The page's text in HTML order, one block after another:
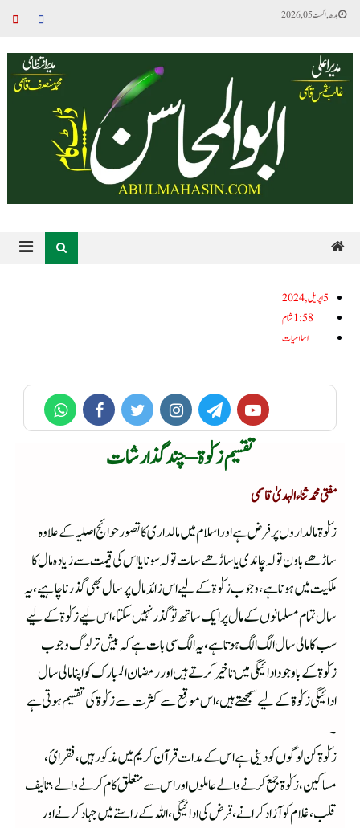
بدھ, اگست 05, 2026
5اپریل, 2024
1:58 شام
اسلامیات
تقسیم زکوٰۃ – چند گذارشات
مفتی محمد ثناء الہدیٰ قاسمی
زکوٰۃ مالداروں پر فرض ہے اور اسلام میں مالداری کا تصور حوائج اصلیہ کے علاوہ
ساڑھے باون تولہ چاندی یا ساڑھے سات تولہ سونا یا اس کی قیمت سے زیادہ مال کا
ملکیت میں ہونا ہے، وجوب زکوٰۃ کے لیے اس زائد مال پر سال بھی گذر نا چاہیے، یہ
سال تمام مسلمانوں کے مال پر ایک ساتھ تو گذر نہیں سکتا،اس لیے زکوٰۃ کے لیے
سب کا مالی سال الگ الگ ہوتا ہے، یہ الگ سی بات ہے کہ بیش تر لوگ وجوب
زکوٰۃ کے باوجود ادائیگی میں تاخیر کرتے ہیں اور رمضان المبارک کو اپنا مالی سال
ادائیگی زکوٰۃ کے لیے سمجھتے ہیں، اس موقع سے کثرت سے زکوٰۃ کی تقسیم ہوتی ہے
۔
زکوٰۃ کن لوگوں کو دینی ہے اس کے مدات قرآن کریم میں مذکور ہیں، فقرائ،
مساکین، زکوٰۃ جمع کرنے والے عاملوں اور اس سے متعلق کام کرنے والے، تالیف
قلب ،غلام کو آزاد کرانے ، قرض کی ادائیگی ، اللہ کے راستے میں جہاد کرنے اور